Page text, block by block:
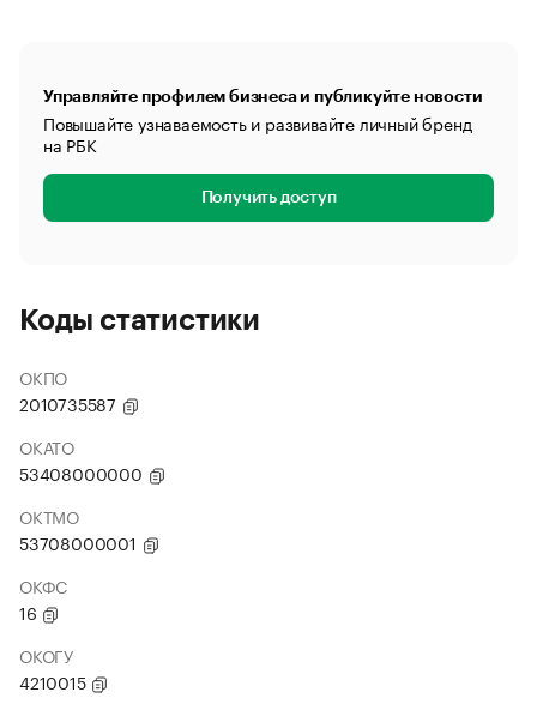
Управляйте профилем бизнеса и публикуйте новости
Повышайте узнаваемость и развивайте личный бренд
на РБК
Получить доступ
Коды статистики
ОКПО
2010735587
ОКАТО
53408000000
ОКТМО
53708000001
ОКФС
16
ОКОГУ
4210015